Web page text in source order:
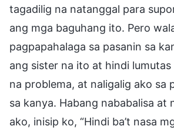
tagadilig na natanggal para
ang mga baguhang ito. Pero
pagpapahalaga sa pasanin sa
ang sister na ito at hindi
na problema, at naligalig ako sa
sa kanya. Habang nababalisa at
ako, inisip ko, “Hindi ba’t nasa